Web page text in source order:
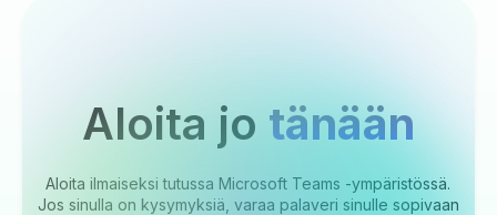
Aloita jo tänään
Aloita ilmaiseksi tutussa Microsoft Teams -ympäristössä.
Jos sinulla on kysymyksiä, varaa palaveri sinulle sopivaan